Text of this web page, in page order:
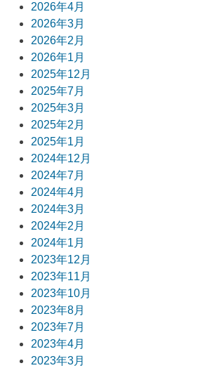
ビ
ゲ
ー
シ
ョ
ン
2026年4月
2026年3月
2026年2月
2026年1月
2025年12月
2025年7月
2025年3月
2025年2月
2025年1月
2024年12月
2024年7月
2024年4月
2024年3月
2024年2月
2024年1月
2023年12月
2023年11月
2023年10月
2023年8月
2023年7月
2023年4月
2023年3月